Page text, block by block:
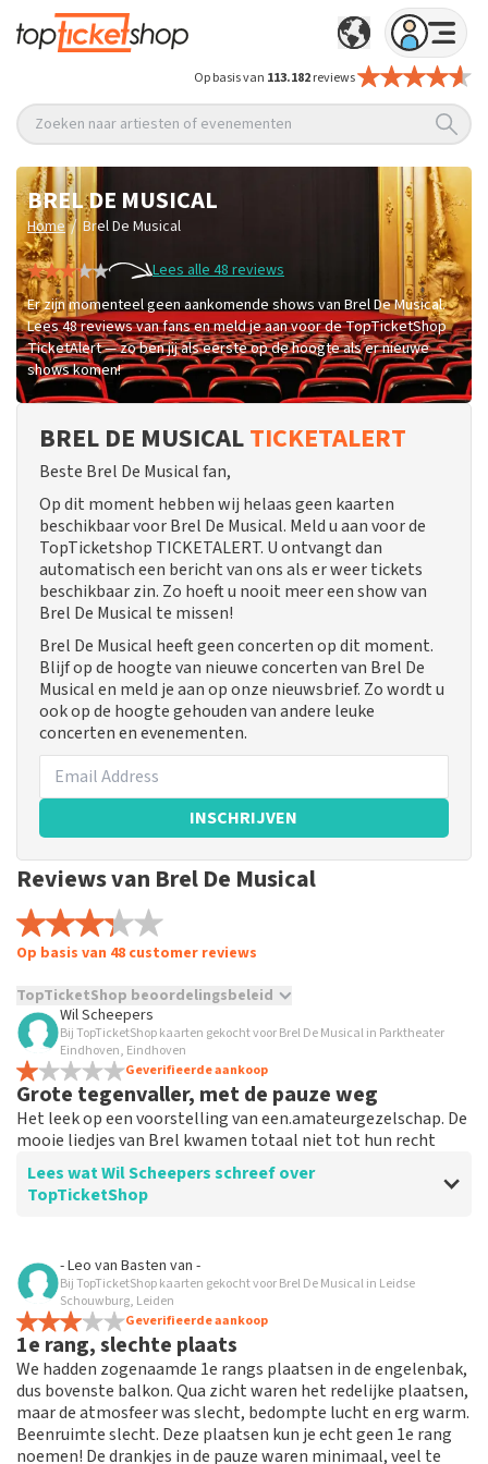
Op basis van 113.182reviews
Zoeken naar artiesten of evenementen
BREL DE MUSICAL
Home / Brel De Musical
Lees alle 48 reviews
Er zijn momenteel geen aankomende shows van Brel De Musical.
Lees 48 reviews van fans en meld je aan voor de TopTicketShop
TicketAlert — zo ben jij als eerste op de hoogte als er nieuwe
shows komen!
BREL DE MUSICALTICKETALERT
Beste Brel De Musical fan,
Op dit moment hebben wij helaas geen kaarten
beschikbaar voor Brel De Musical. Meld u aan voor de
TopTicketshop TICKETALERT. U ontvangt dan
automatisch een bericht van ons als er weer tickets
beschikbaar zin. Zo hoeft u nooit meer een show van
Brel De Musical te missen!
Brel De Musical heeft geen concerten op dit moment.
Blijf op de hoogte van nieuwe concerten van Brel De
Musical en meld je aan op onze nieuwsbrief. Zo wordt u
ook op de hoogte gehouden van andere leuke
concerten en evenementen.
INSCHRIJVEN
Reviews van Brel De Musical
Op basis van 48 customer reviews
TopTicketShop beoordelingsbeleid
TopTicketShop verzamelt reviews van echte klanten. Het is
niet mogelijk om een review achter te laten als je geen
tickets hebt aangeschaft bij TopTicketShop. Reviews met
grof taalgebruik en/of onwaarheden worden niet geplaatst.
Het kan enkele weken duren voordat een review wordt
geplaatst.
Wil Scheepers
Bij TopTicketShop kaarten gekocht voor Brel De Musical in Parktheater
Eindhoven, Eindhoven
Geverifieerde aankoop
Grote tegenvaller, met de pauze weg
Het leek op een voorstelling van een.amateurgezelschap. De
mooie liedjes van Brel kwamen totaal niet tot hun recht
Lees wat Wil Scheepers schreef over
TopTicketShop
Beoordeling van Wil Scheepers over
Irreëel prijzen
Beste Wil, Bedankt voor het schrijven van een review
op onze website. Uw feedback vinden wij erg belangrijk.
U helpt ons zo onze dienstverlening te verbeteren en
ook helpt u andere consumenten met het maken van
Reactie van TopTicketShop
- Leo van Basten van -
Bij TopTicketShop kaarten gekocht voor Brel De Musical in Leidse
Schouwburg, Leiden
Geverifieerde aankoop
1e rang, slechte plaats
We hadden zogenaamde 1e rangs plaatsen in de engelenbak,
dus bovenste balkon. Qua zicht waren het redelijke plaatsen,
maar de atmosfeer was slecht, bedompte lucht en erg warm.
Beenruimte slecht. Deze plaatsen kun je echt geen 1e rang
noemen! De drankjes in de pauze waren minimaal, veel te